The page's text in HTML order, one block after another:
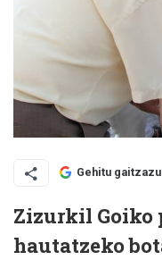
Gehitu
Zizurkil Goiko
hautatzeko